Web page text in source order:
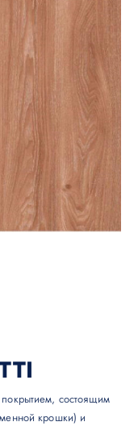
состоящим
крошки) и